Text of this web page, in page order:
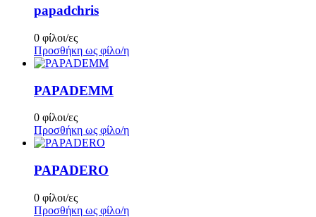
papadchris
0 φίλοι/ες
Προσθήκη ως φίλο/η
PAPADEMM
0 φίλοι/ες
Προσθήκη ως φίλο/η
PAPADERO
0 φίλοι/ες
Προσθήκη ως φίλο/η